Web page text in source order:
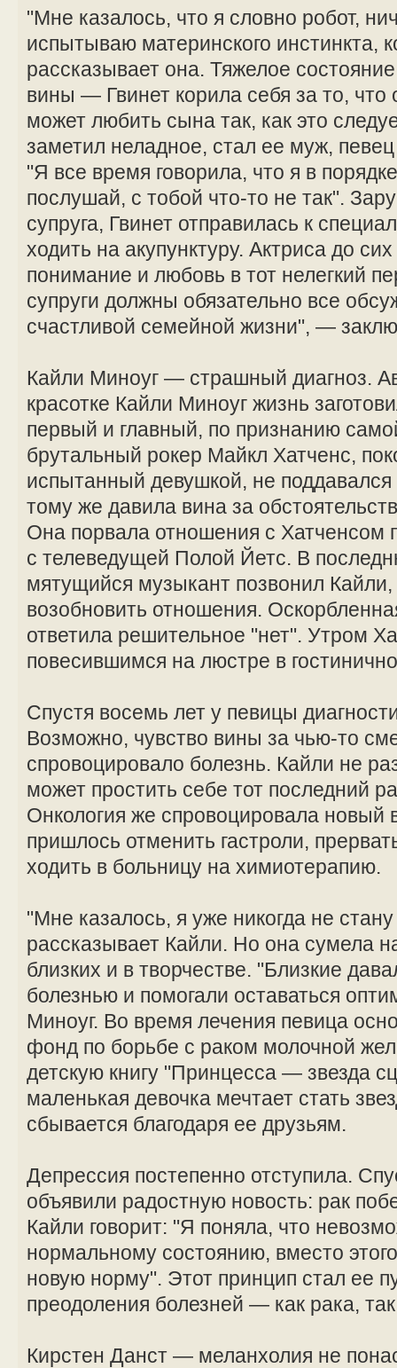
"Мне казалось, что я словно робот,
испытываю материнского инстинкта,
рассказывает она. Тяжелое
вины — Гвинет корила себя за то, что
может любить сына так, как это
заметил неладное, стал ее муж,
"Я все время говорила, что я в
послушай, с тобой что-то не так".
супруга, Гвинет отправилась к
ходить на акупунктуру. Актриса до
понимание и любовь в тот нелегкий
супруги должны обязательно все
счастливой семейной жизни", —
Кайли Миноуг — страшный диагноз.
красотке Кайли Миноуг жизнь
первый и главный, по признанию
брутальный рокер Майкл Хатченс,
испытанный девушкой, не
тому же давила вина за
Она порвала отношения с Хатченсом
с телеведущей Полой Йетс. В
мятущийся музыкант позвонил Кайли,
возобновить отношения.
ответила решительное "нет". Утром
повесившимся на люстре в
Спустя восемь лет у певицы
Возможно, чувство вины за чью-то
спровоцировало болезнь. Кайли не
может простить себе тот последний
Онкология же спровоцировала новый
пришлось отменить гастроли,
ходить в больницу на химиотерапию.
"Мне казалось, я уже никогда не
рассказывает Кайли. Но она сумела
близких и в творчестве. "Близкие
болезнью и помогали оставаться
Миноуг. Во время лечения певица
фонд по борьбе с раком молочной
детскую книгу "Принцесса — звезда
маленькая девочка мечтает стать
сбывается благодаря ее друзьям.
Депрессия постепенно отступила.
объявили радостную новость: рак
Кайли говорит: "Я поняла, что
нормальному состоянию, вместо
новую норму". Этот принцип стал ее
преодоления болезней — как рака,
Кирстен Данст — меланхолия не